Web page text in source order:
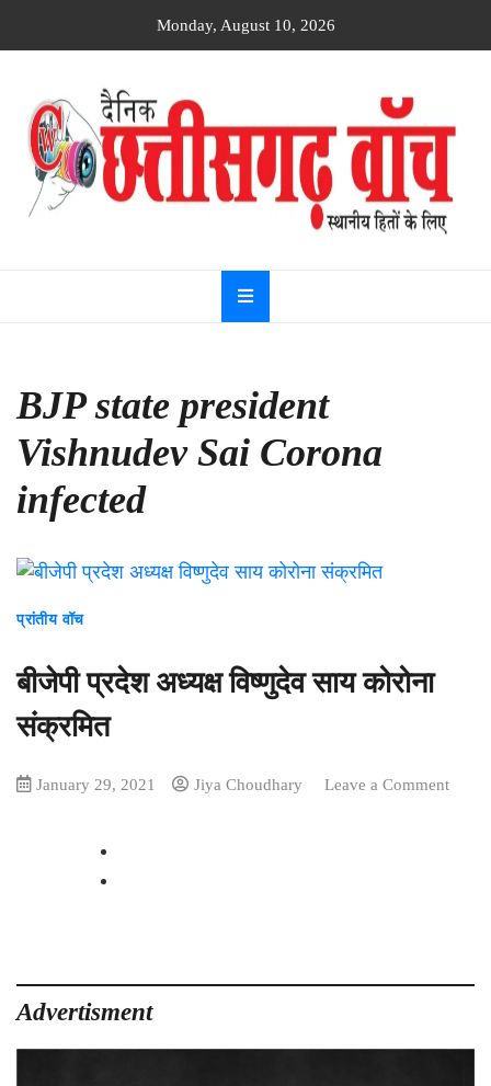
Monday, August 10, 2026
Dainik
Chhattisgarh
watch
BJP state president
Vishnudev Sai Corona
infected
प्रांतीय वॉच
बीजेपी प्रदेश अध्यक्ष विष्णुदेव साय कोरोना
संक्रमित
January 29, 2021 Jiya Choudhary Leave a Commenton
Advertisment